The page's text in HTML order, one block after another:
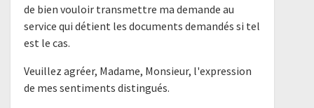
de bien vouloir transmettre ma demande au
service qui détient les documents demandés si tel
est le cas.
Veuillez agréer, Madame, Monsieur, l'expression
de mes sentiments distingués.